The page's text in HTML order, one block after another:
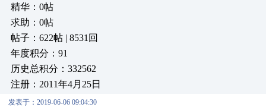
精华：0帖
求助：0帖
帖子：622帖 | 8531回
年度积分：91
历史总积分：332562
注册：2011年4月25日
发表于：2019-06-06 09:04:30